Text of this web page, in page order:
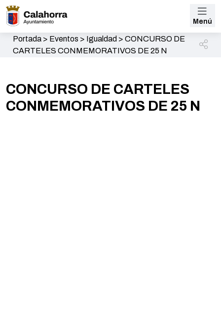
Menú
Portada> Eventos > Igualdad > CONCURSO DE
CARTELES CONMEMORATIVOS DE 25 N
CONCURSO DE CARTELES
CONMEMORATIVOS DE 25 N